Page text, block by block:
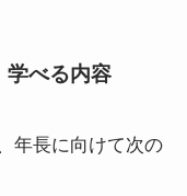
学べる内容
年長に向けて次の